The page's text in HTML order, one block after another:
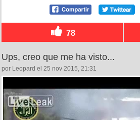
78
Ups, creo que me ha visto...
por Leopard el 25 nov 2015, 21:31